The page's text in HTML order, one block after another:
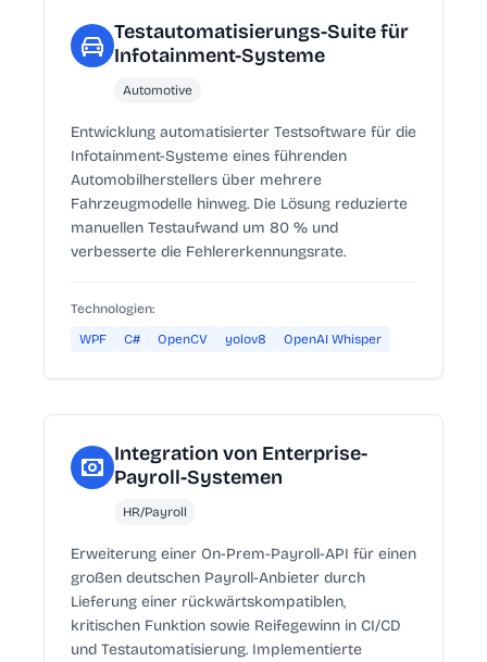
Testautomatisierungs-Suite für
Infotainment-Systeme
Automotive
Entwicklung automatisierter Testsoftware für die
Infotainment-Systeme eines führenden
Automobilherstellers über mehrere
Fahrzeugmodelle hinweg. Die Lösung reduzierte
manuellen Testaufwand um 80 % und
verbesserte die Fehlererkennungsrate.
Technologien:
WPF
C# OpenCV yolov8 OpenAI Whisper
Integration von Enterprise-
Payroll-Systemen
HR/Payroll
Erweiterung einer On-Prem-Payroll-API für einen
großen deutschen Payroll-Anbieter durch
Lieferung einer rückwärtskompatiblen,
kritischen Funktion sowie Reifegewinn in CI/CD
und Testautomatisierung. Implementierte